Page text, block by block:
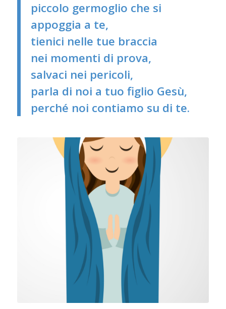
piccolo germoglio che si
appoggia a te,
tienici nelle tue braccia
nei momenti di prova,
salvaci nei pericoli,
parla di noi a tuo figlio Gesù,
perché noi contiamo su di te.